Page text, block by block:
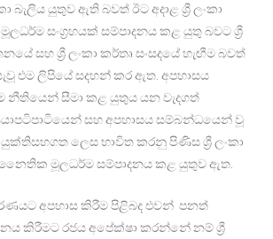
බැලිය යුතුව ඇති බවත් ඊට අදාළ ශ්‍රී ලංකා
සංග්‍රහයක් සම්පාදනය‍ කළ යුතු බවට ශ්‍රී
සහ ශ්‍රී ලංකා කර්තෘ සංසදයේ හැඟීම බවත්
එම ලිපියේ‍ සදහන් කර ඇත. අපහාසය
නීතියෙන් සීමා කළ යුතුය යන වැදගත්
සහ අපහාසය සම්බන්ධයෙන් වූ
යුක්තිසහගත ලෙස භාවිත කරනු පිණිස ශ්‍රී ලංකා
නෛතික මූලධර්ම සම්පාදනය කළ යුතුව ඇත.
අපහාස කිරීම පිළිබද එවන් පනත්
කිරීමට රජය අපේක්ෂා කරන්නේ නම් ශ්‍රී